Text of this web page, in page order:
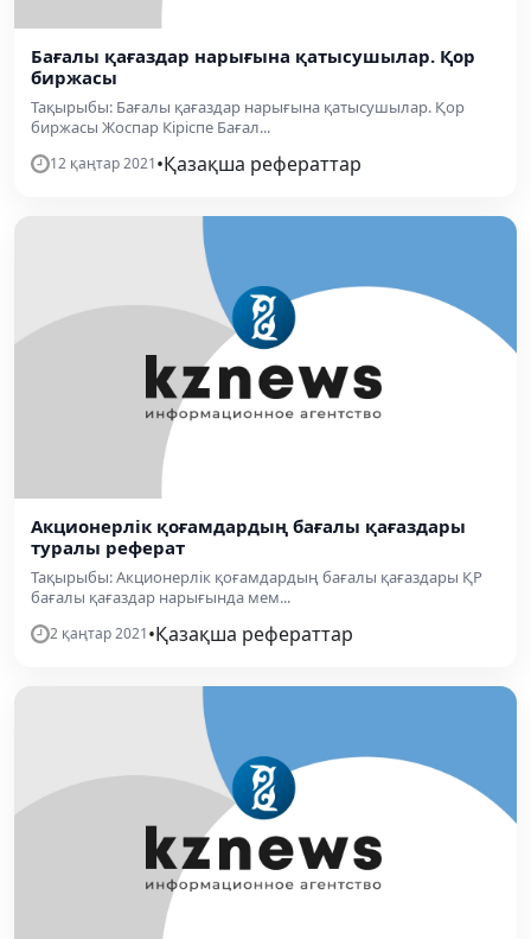
Бағалы қағаздар нарығына қатысушылар. Қор
биржасы
Тақырыбы: Бағалы қағаздар нарығына қатысушылар. Қор
биржасы Жоспар Кіріспе Бағал...
12 қаңтар 2021•Қазақша рефераттар
Акционерлік қоғамдардың бағалы қағаздары
туралы реферат
Тақырыбы: Акционерлік қоғамдардың бағалы қағаздары ҚР
бағалы қағаздар нарығында мем...
2 қаңтар 2021•Қазақша рефераттар